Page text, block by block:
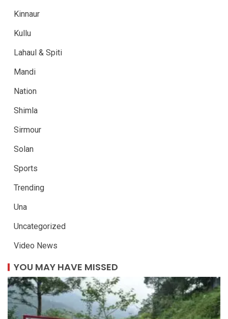
Kinnaur
Kullu
Lahaul & Spiti
Mandi
Nation
Shimla
Sirmour
Solan
Sports
Trending
Una
Uncategorized
Video News
YOU MAY HAVE MISSED